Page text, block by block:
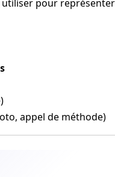
pour représenter
appel de méthode)